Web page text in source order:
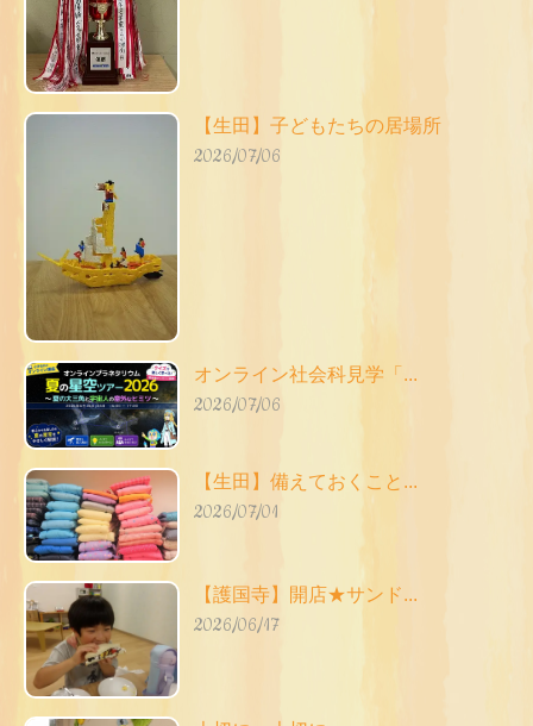
【生田】子どもたちの居場所
2026/07/06
オンライン社会科見学「...
2026/07/06
【生田】備えておくこと...
2026/07/01
【護国寺】開店★サンド...
2026/06/17